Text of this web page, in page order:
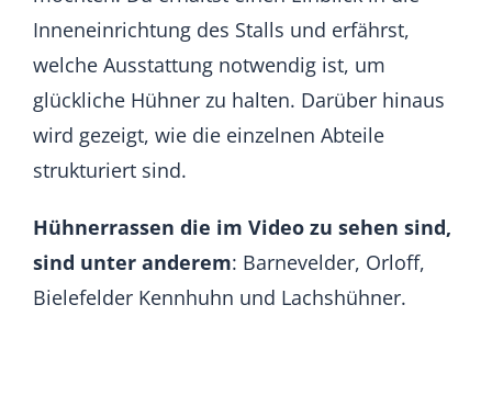
Inneneinrichtung des Stalls und erfährst,
welche Ausstattung notwendig ist, um
glückliche Hühner zu halten. Darüber hinaus
wird gezeigt, wie die einzelnen Abteile
strukturiert sind.
Hühnerrassen die im Video zu sehen sind,
sind unter anderem: Barnevelder, Orloff,
Bielefelder Kennhuhn und Lachshühner.